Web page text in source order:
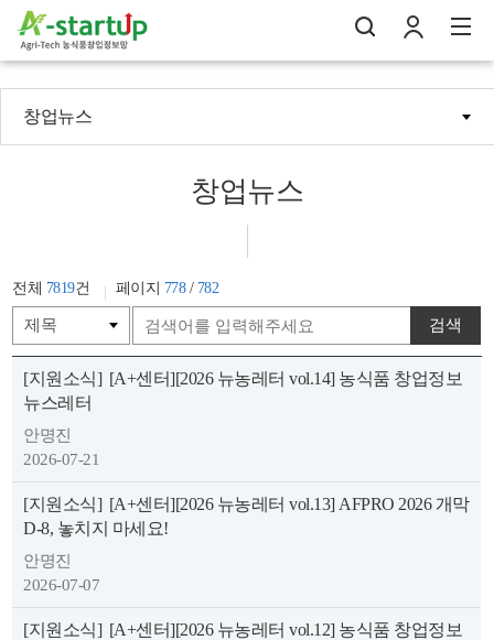
색 그 체
창업뉴스
창업뉴스
전체 7819건 페이지 778/ 782
검색
[지원소식] [A+센터][2026 뉴농레터 vol.14] 농식품 창업정보
뉴스레터
안명진
2026-07-21
[지원소식] [A+센터][2026 뉴농레터 vol.13] AFPRO 2026 개막
D-8, 놓치지 마세요!
안명진
2026-07-07
[지원소식] [A+센터][2026 뉴농레터 vol.12] 농식품 창업정보